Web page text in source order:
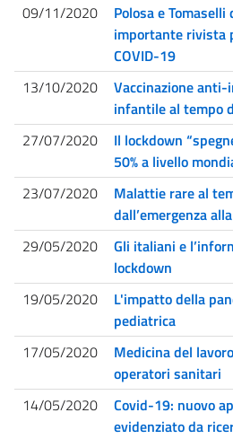
09/11/2020
Polosa e
importante rivista
COVID-19
13/10/2020
Vaccinazione
infantile al tempo
27/07/2020
Il lockdown
50% a livello
23/07/2020
Malattie rare al
dall’emergenza
29/05/2020
Gli italiani e
lockdown
19/05/2020
L'impatto della
pediatrica
17/05/2020
Medicina del
operatori sanitari
14/05/2020
Covid-19: nuovo
evidenziato da